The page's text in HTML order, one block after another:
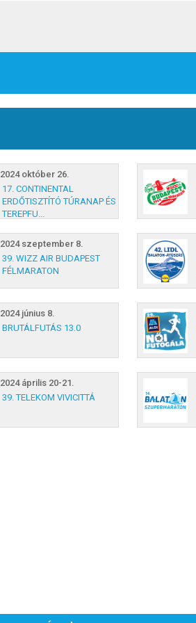
2024 október 26.
17. CONTINENTAL
ERDŐTISZTÍTÓ TÚRANAP ÉS
TEREPFU...
2024 szeptember 8.
39. WIZZ AIR BUDAPEST
FÉLMARATON
2024 június 8.
BRUTÁLFUTÁS 13.0
2024 április 20-21.
39. TELEKOM VIVICITTÁ